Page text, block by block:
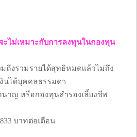
ไม่เหมาะกับการลงทุนในกองทุน
ถึงรวมรายได้สุทธิหมดแล้วไม่ถึง
นได้บุคคลธรรมดา
าญ หรือกองทุนสำรองเลี้ยงชีพ
บาทต่อเดือน